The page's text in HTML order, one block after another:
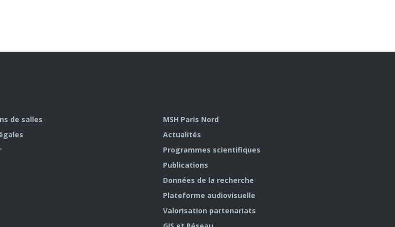
de salles
MSH Paris Nord
Actualités
Programmes scientifiques
Publications
Données de la recherche
Plateforme audiovisuelle
Valorisation partenariats